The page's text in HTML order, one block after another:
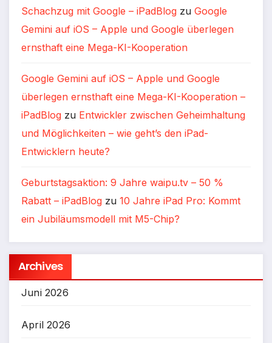
Schachzug mit Google – iPadBlog zu Google
Gemini auf iOS – Apple und Google überlegen
ernsthaft eine Mega-KI-Kooperation
Google Gemini auf iOS – Apple und Google
überlegen ernsthaft eine Mega-KI-Kooperation –
iPadBlog zu Entwickler zwischen Geheimhaltung
und Möglichkeiten – wie geht’s den iPad-
Entwicklern heute?
Geburtstagsaktion: 9 Jahre waipu.tv – 50 %
Rabatt – iPadBlog zu 10 Jahre iPad Pro: Kommt
ein Jubiläumsmodell mit M5-Chip?
Archives
Juni 2026
April 2026